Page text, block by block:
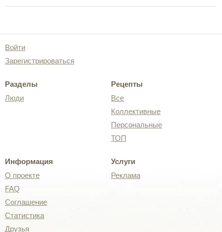
Войти
Зарегистрироваться
Разделы
Люди
Рецепты
Все
Коллективные
Персональные
ТОП
Информация
О проекте
FAQ
Соглашение
Статистика
Друзья
Услуги
Реклама